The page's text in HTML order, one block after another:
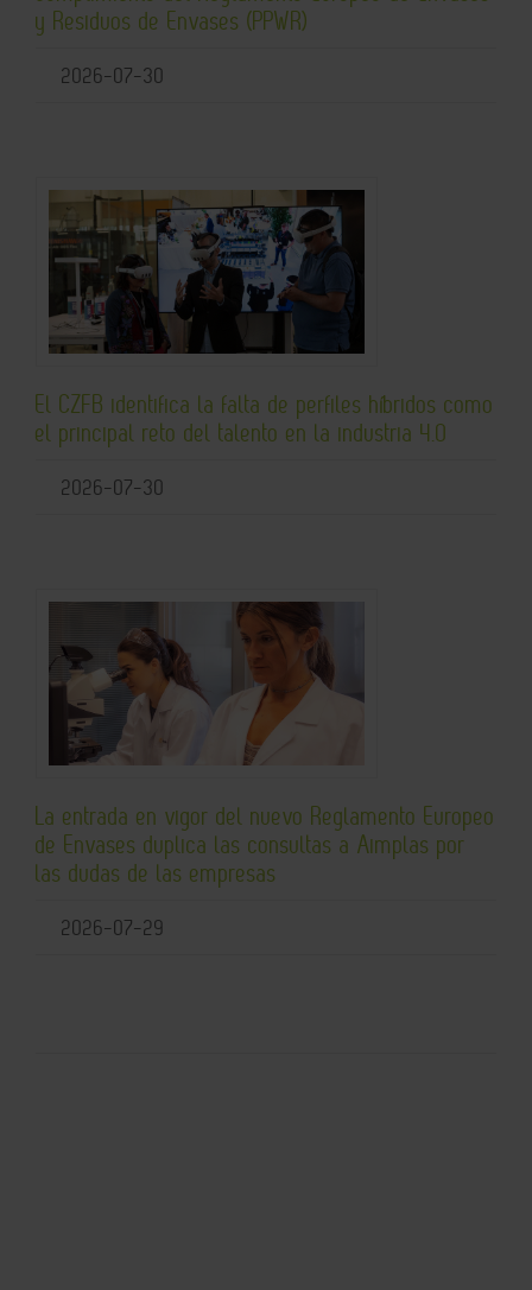
y Residuos de Envases (PPWR)
2026-07-30
El CZFB identifica la falta de perfiles híbridos como
el principal reto del talento en la industria 4.0
2026-07-30
La entrada en vigor del nuevo Reglamento Europeo
de Envases duplica las consultas a Aimplas por
las dudas de las empresas
2026-07-29